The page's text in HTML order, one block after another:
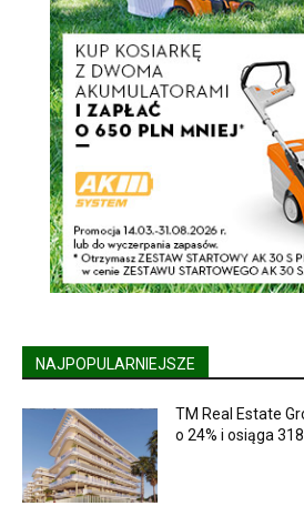
NAJPOPULARNIEJSZE
TM Real Estate
o 24% i osiąga